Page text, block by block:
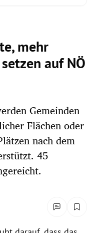
mehr
auf NÖ
Gemeinden
Flächen oder
nach dem
45